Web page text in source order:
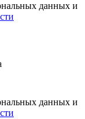
данных и
данных и